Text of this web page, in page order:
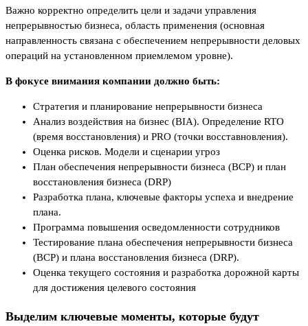
Важно корректно определить цели и задачи управления
непрерывностью бизнеса, область применения (основная
направленность связана с обеспечением непрерывности деловых
операций на установленном приемлемом уровне).
В фокусе внимания компании должно быть:
Стратегия и планирование непрерывности бизнеса
Анализ воздействия на бизнес (BIA). Определение RTO
(время восстановления) и PRO (точки восставновления).
Оценка рисков. Модели и сценарии угроз
План обеспечения непрерывности бизнеса (BCP) и план
восстановления бизнеса (DRP)
Разработка плана, ключевые факторы успеха и внедрение
плана.
Программа повышения осведомленности сотрудников
Тестирование плана обеспечения непрерывности бизнеса
(BCP) и плана восстановления бизнеса (DRP).
Оценка текущего состояния и разработка дорожной карты
для достижения целевого состояния
Выделим ключевые моменты, которые будут